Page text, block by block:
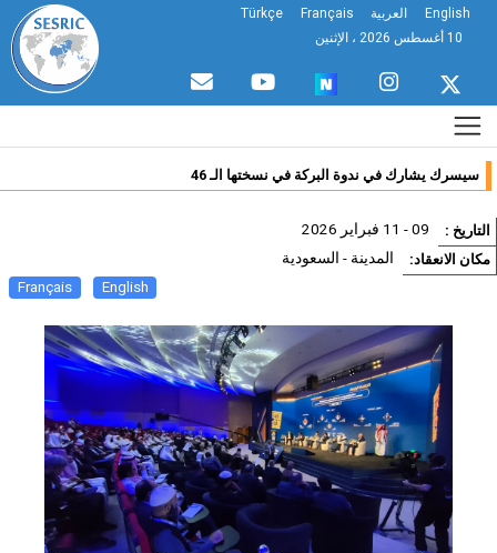
English العربية Français
Türkçe
سيسرك يشارك في ندوة البركة في نسختها الـ 46
: 09 - 11 فبراير 2026
الانعقاد: المدينة - السعودية
English
Français